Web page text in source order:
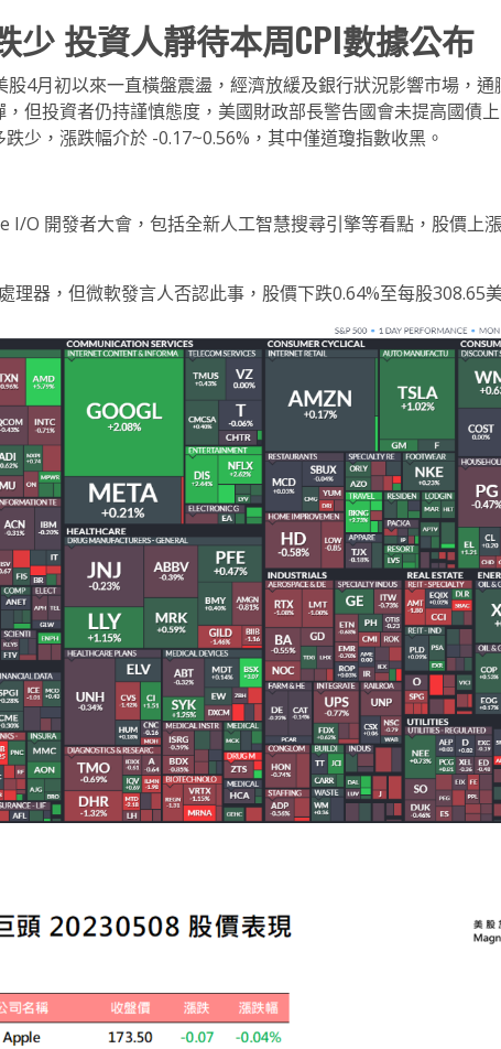
少 投資人靜待本周CPI數據公布
4月初以來一直橫盤震盪，經濟放緩及銀行狀況影響市場，通
但投資者仍持謹慎態度，美國財政部長警告國會未提高國債
少，漲跌幅介於 -0.17~0.56%，其中僅道瓊指數收黑。
I/O 開發者大會，包括全新人工智慧搜尋引擎等看點，股價上
理器，但微軟發言人否認此事，股價下跌0.64%至每股308.65